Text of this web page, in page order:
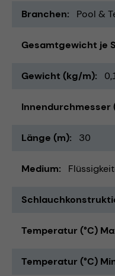
Branchen Pool &
Gesamtgewicht je
Gewicht (kg/m)
Innendurchmesser
Länge (m) 30
Medium
Temperatur (°C)
Temperatur (°C)